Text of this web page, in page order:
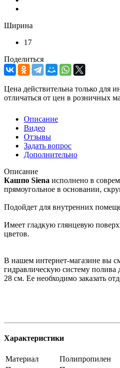
Ширина
17
Поделиться
Цена действительна только для
отличаться от цен в розничных
Описание
Видео
Отзывы
Задать вопрос
Дополнительно
Описание
Кашпо Siena исполнено в
прямоугольное в основании,
Подойдет для внутренних
Имеет гладкую глянцевую
цветов.
В нашем интернет-магазине вы
гидравлическую систему полива
28 см. Ее необходимо заказать
Характеристики
Материал
Полипропилен